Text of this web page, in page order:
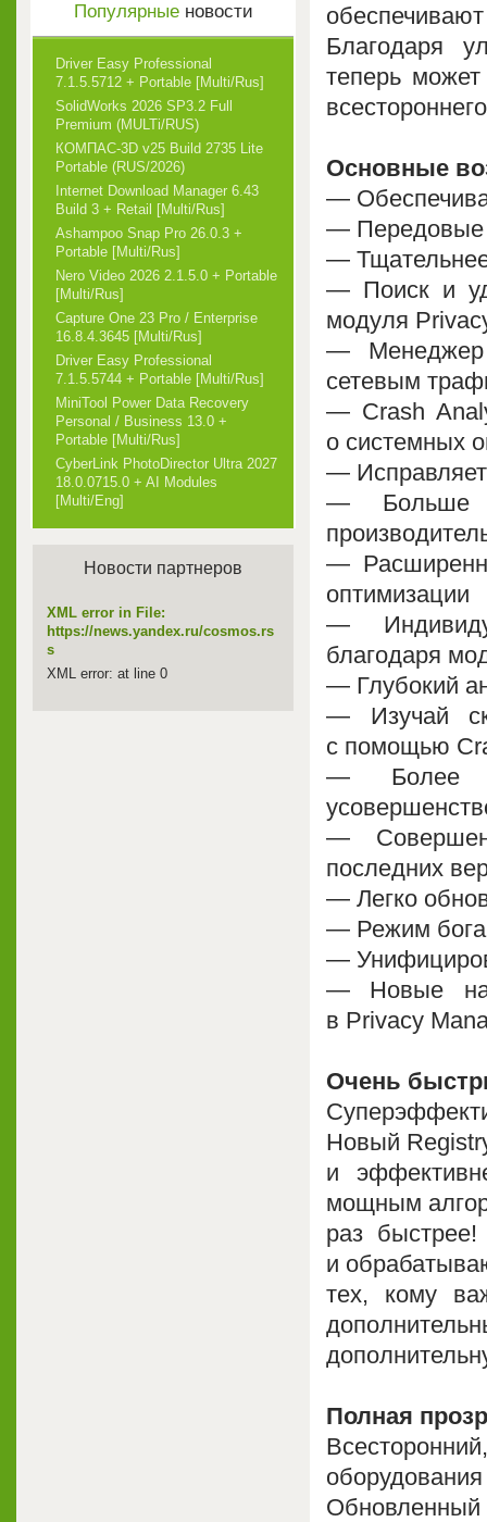
Благодаря
теперь
Основные
—
— Передовые
—
— Поиск и
модуля
— Менеджер
сетевым
— Crash
о системных
—
— Больше
—
оптимизации
—
благодаря
— Глубокий
— Изучай
с помощью
— Более
—
последних
— Легко
— Режим бога
—
— Новые
в Privacy
Очень
Новый
и
мощным
раз
и
тех, кому
Полная
оборудования
Популярныеновости
Driver Easy Professional
7.1.5.5712 + Portable [Multi/Rus]
SolidWorks 2026 SP3.2 Full
Premium (MULTi/RUS)
КОМПАС-3D v25 Build 2735 Lite
Portable (RUS/2026)
Internet Download Manager 6.43
Build 3 + Retail [Multi/Rus]
Ashampoo Snap Pro 26.0.3 +
Portable [Multi/Rus]
Nero Video 2026 2.1.5.0 + Portable
[Multi/Rus]
Capture One 23 Pro / Enterprise
16.8.4.3645 [Multi/Rus]
Driver Easy Professional
7.1.5.5744 + Portable [Multi/Rus]
MiniTool Power Data Recovery
Personal / Business 13.0 +
Portable [Multi/Rus]
CyberLink PhotoDirector Ultra 2027
18.0.0715.0 + AI Modules
[Multi/Eng]
Новости партнеров
XML error in File:
https://news.yandex.ru/cosmos.rs
s
XML error: at line 0